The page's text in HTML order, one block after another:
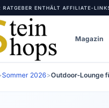
RATGEBER ENTHÄLT AFFILIATE-
Magazin
Sommer 2026>Outdoor-Lounge